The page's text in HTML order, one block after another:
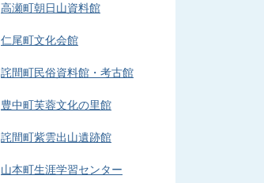
高瀬町朝日山資料館
仁尾町文化会館
詫間町民俗資料館・考古館
豊中町芙蓉文化の里館
詫間町紫雲出山遺跡館
山本町生涯学習センター